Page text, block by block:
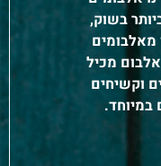
בשוק,
מאלבומים
אלבום מכיל
וקשיחים
במיוחד.